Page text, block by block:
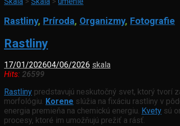
Rastliny, Príroda, Organizmy, Fotografie
Rastliny
17/01/202604/06/2026 skala
Hits: 26599
Rastliny predstavujú neskutočný svet, ktorý tvorí
morfológiu. Korene slúžia na fixáciu rastliny v
energia premieňa na chemickú energiu. Kvety sú
procesy, ktoré im umožňujú prežiť a rásť.